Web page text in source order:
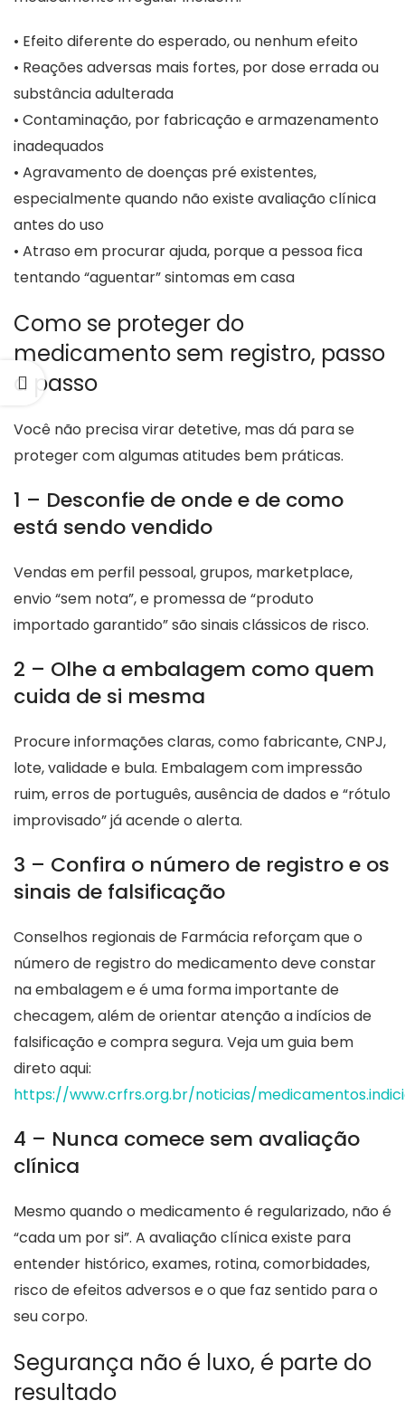
• Efeito diferente do esperado, ou nenhum efeito
• Reações adversas mais fortes, por dose errada ou
substância adulterada
• Contaminação, por fabricação e armazenamento
inadequados
• Agravamento de doenças pré existentes,
especialmente quando não existe avaliação clínica
antes do uso
• Atraso em procurar ajuda, porque a pessoa fica
tentando “aguentar” sintomas em casa
Como se proteger do
medicamento sem registro, passo
a passo
Você não precisa virar detetive, mas dá para se
proteger com algumas atitudes bem práticas.
1 – Desconfie de onde e de como
está sendo vendido
Vendas em perfil pessoal, grupos, marketplace,
envio “sem nota”, e promessa de “produto
importado garantido” são sinais clássicos de risco.
2 – Olhe a embalagem como quem
cuida de si mesma
Procure informações claras, como fabricante, CNPJ,
lote, validade e bula. Embalagem com impressão
ruim, erros de português, ausência de dados e “rótulo
improvisado” já acende o alerta.
3 – Confira o número de registro e os
sinais de falsificação
Conselhos regionais de Farmácia reforçam que o
número de registro do medicamento deve constar
na embalagem e é uma forma importante de
checagem, além de orientar atenção a indícios de
falsificação e compra segura. Veja um guia bem
direto aqui:
https://www.crfrs.org.br/noticias/
4 – Nunca comece sem avaliação
clínica
Mesmo quando o medicamento é regularizado, não é
“cada um por si”. A avaliação clínica existe para
entender histórico, exames, rotina, comorbidades,
risco de efeitos adversos e o que faz sentido para o
seu corpo.
Segurança não é luxo, é parte do
resultado